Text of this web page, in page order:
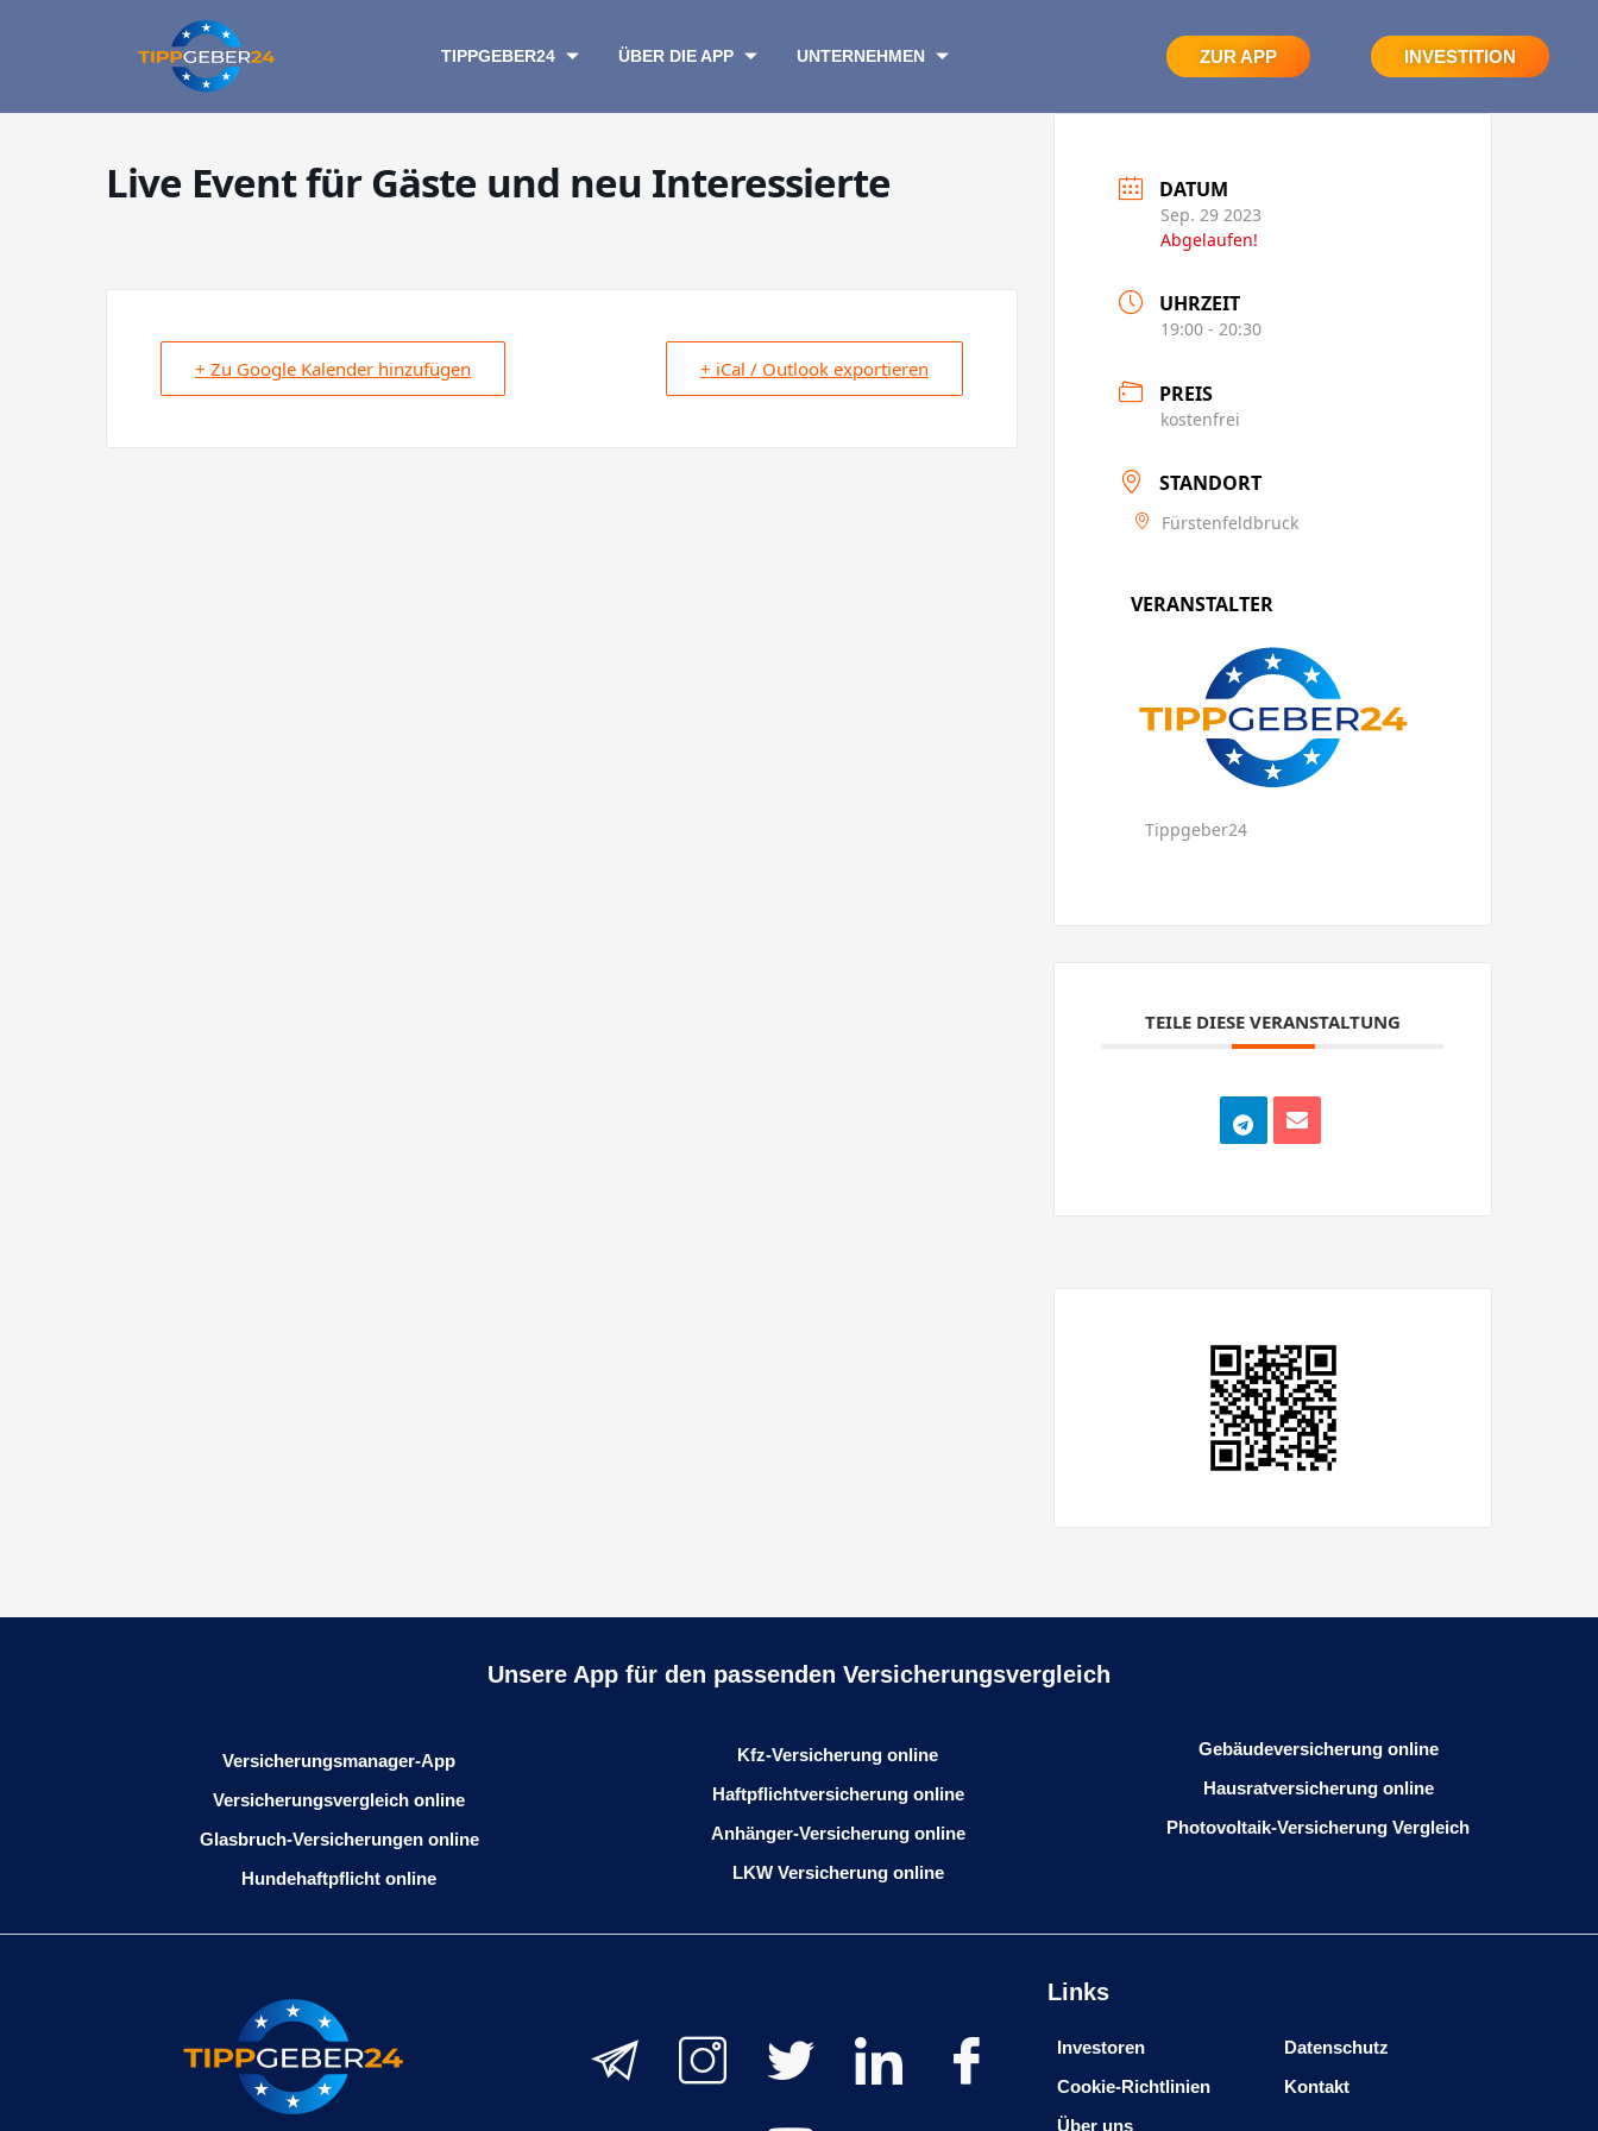
TIPPGEBER24 ÜBER DIE APP UNTERNEHMEN ZUR APP INVESTITION
Live Event für Gäste und neu Interessierte
+ Zu Google Kalender hinzufügen + iCal / Outlook exportieren
DATUM
Sep. 29 2023
Abgelaufen!
UHRZEIT
19:00 - 20:30
PREIS
kostenfrei
STANDORT
Fürstenfeldbruck
VERANSTALTER
Tippgeber24
TEILE DIESE VERANSTALTUNG
Unsere App für den passenden Versicherungsvergleich
Versicherungsmanager-App
Versicherungsvergleich online
Glasbruch-Versicherungen online
Hundehaftpflicht online
Kfz-Versicherung online
Haftpflichtversicherung online
Anhänger-Versicherung online
LKW Versicherung online
Gebäudeversicherung online
Hausratversicherung online
Photovoltaik-Versicherung Vergleich
Links
Investoren
Cookie-Richtlinien
Über uns
Datenschutz
Kontakt